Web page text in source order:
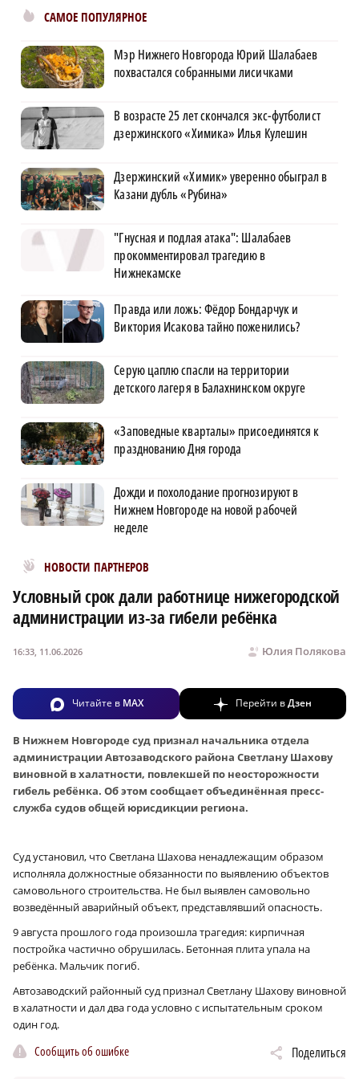
САМОЕ ПОПУЛЯРНОЕ
Мэр Нижнего Новгорода Юрий Шалабаев
похвастался собранными лисичками
В возрасте 25 лет скончался экс-футболист
дзержинского «Химика» Илья Кулешин
Дзержинский «Химик» уверенно обыграл в
Казани дубль «Рубина»
"Гнусная и подлая атака": Шалабаев
прокомментировал трагедию в
Нижнекамске
Правда или ложь: Фёдор Бондарчук и
Виктория Исакова тайно поженились?
Серую цаплю спасли на территории
детского лагеря в Балахнинском округе
«Заповедные кварталы» присоединятся к
празднованию Дня города
Дожди и похолодание прогнозируют в
Нижнем Новгороде на новой рабочей
неделе
НОВОСТИ ПАРТНЕРОВ
Новости МирТесен
Условный срок дали работнице нижегородской
администрации из-за гибели ребёнка
Юлия Полякова
16:33, 11.06.2026
Читайте в MAX Перейти вДзен
В Нижнем Новгороде суд признал начальника отдела
администрации Автозаводского района Светлану Шахову
виновной в халатности, повлекшей по неосторожности
гибель ребёнка. Об этом сообщает объединённая пресс-
служба судов общей юрисдикции региона.
Суд установил, что Светлана Шахова ненадлежащим образом
исполняла должностные обязанности по выявлению объектов
самовольного строительства. Не был выявлен самовольно
возведённый аварийный объект, представлявший опасность.
9 августа прошлого года произошла трагедия: кирпичная
постройка частично обрушилась. Бетонная плита упала на
ребёнка. Мальчик погиб.
Автозаводский районный суд признал Светлану Шахову виновной
в халатности и дал два года условно с испытательным сроком
один год.
Сообщить об ошибке Поделиться